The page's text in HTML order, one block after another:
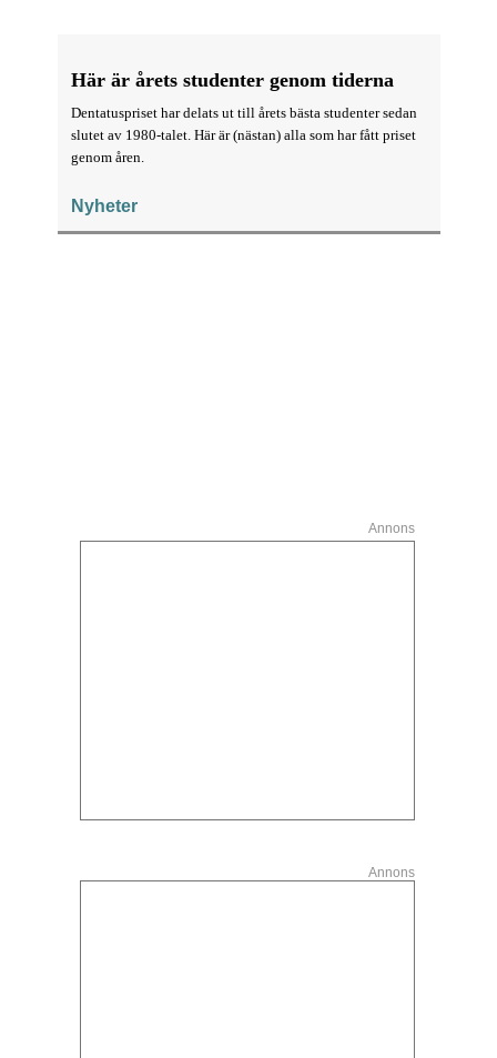
Här är årets studenter genom tiderna
Dentatuspriset har delats ut till årets bästa studenter sedan
slutet av 1980-talet. Här är (nästan) alla som har fått priset
genom åren.
Nyheter
Annons
Annons